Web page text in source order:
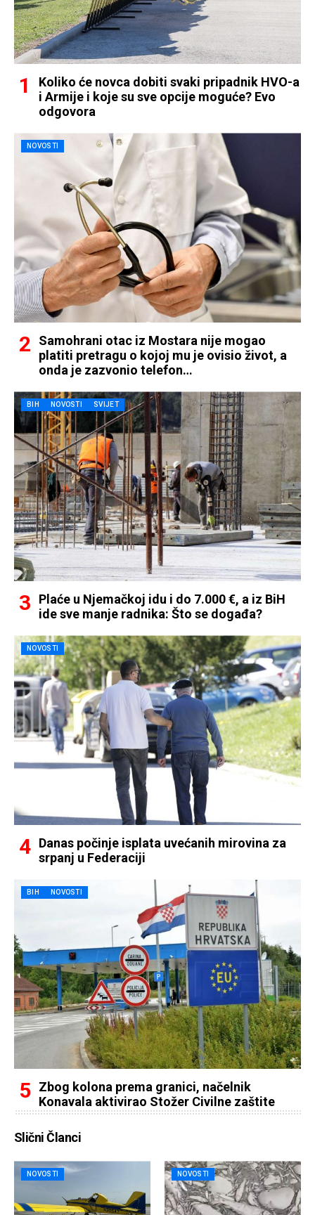
Koliko će novca dobiti svaki pripadnik HVO-a
i Armije i koje su sve opcije moguće? Evo
odgovora
NOVOSTI
Samohrani otac iz Mostara nije mogao
platiti pretragu o kojoj mu je ovisio život, a
onda je zazvonio telefon…
BIH NOVOSTI SVIJET
Plaće u Njemačkoj idu i do 7.000 €, a iz BiH
ide sve manje radnika: Što se događa?
NOVOSTI
Danas počinje isplata uvećanih mirovina za
srpanj u Federaciji
BIH NOVOSTI
Zbog kolona prema granici, načelnik
Konavala aktivirao Stožer Civilne zaštite
Slični Članci
NOVOSTI NOVOSTI